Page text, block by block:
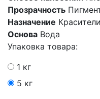
Прозрачность
Назначение
Основа Вода
Упаковка товара:
1 кг
5 кг